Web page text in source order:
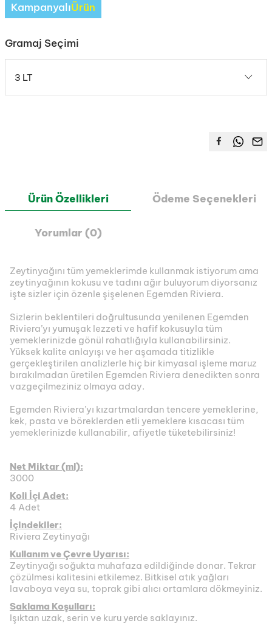
KampanyalıÜrün
Gramaj Seçimi
3 LT
Ürün Özellikleri Ödeme Seçenekleri
Yorumlar (0)
Zeytinyağını tüm yemeklerimde kullanmak istiyorum ama
zeytinyağının kokusu ve tadını ağır buluyorum diyorsanız
işte sizler için özenle şişelenen Egemden Riviera.
Sizlerin beklentileri doğrultusunda yenilenen Egemden
Riviera’yı yumuşak lezzeti ve hafif kokusuyla tüm
yemeklerinizde gönül rahatlığıyla kullanabilirsiniz.
Yüksek kalite anlayışı ve her aşamada titizlikle
gerçekleştirilen analizlerle hiç bir kimyasal işleme maruz
bırakılmadan üretilen Egemden Riviera denedikten sonra
vazgeçilmeziniz olmaya aday.
Egemden Riviera’yı kızartmalardan tencere yemeklerine,
kek, pasta ve böreklerden etli yemeklere kısacası tüm
yemeklerinizde kullanabilir, afiyetle tüketebilirsiniz!
Net Miktar (ml):
3000
Koli İçi Adet:
4 Adet
İçindekiler:
Riviera Zeytinyağı
Kullanım ve Çevre Uyarısı:
Zeytinyağı soğukta muhafaza edildiğinde donar. Tekrar
çözülmesi kalitesini etkilemez. Bitkisel atık yağları
lavaboya veya su, toprak gibi alıcı ortamlara dökmeyiniz.
Saklama Koşulları:
Işıktan uzak, serin ve kuru yerde saklayınız.